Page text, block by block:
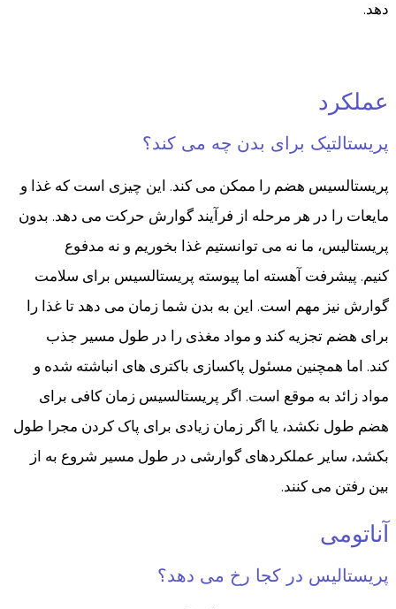
دهد.
عملکرد
پریستالتیک برای بدن چه می کند؟
پریستالسیس هضم را ممکن می کند. این چیزی است که غذا و
مایعات را در هر مرحله از فرآیند گوارش حرکت می دهد. بدون
پریستالیس، ما نه می توانستیم غذا بخوریم و نه مدفوع
کنیم. پیشرفت آهسته اما پیوسته پریستالسیس برای سلامت
گوارش نیز مهم است. این به بدن شما زمان می دهد تا غذا را
برای هضم تجزیه کند و مواد مغذی را در طول مسیر جذب
کند. اما همچنین مسئول پاکسازی باکتری های انباشته شده و
مواد زائد به موقع است. اگر پریستالسیس زمان کافی برای
هضم طول نکشد، یا اگر زمان زیادی برای پاک کردن مجرا طول
بکشد، سایر عملکردهای گوارشی در طول مسیر شروع به از
بین رفتن می کنند.
آناتومی
پریستالیس در کجا رخ می دهد؟